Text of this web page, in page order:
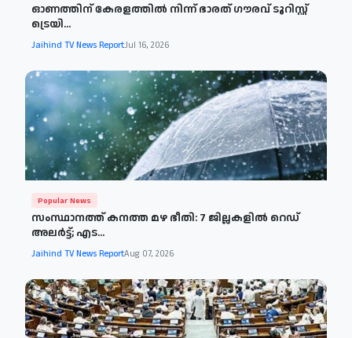
ഓണത്തിന് കേരളത്തിൽ നിന്ന് ഭാരത് ഗൗരവ് ടൂറിസ്റ്റ്
ട്രെയി...
Jaihind TV News ReportJul 16, 2026
Popular News
സംസ്ഥാനത്ത് കനത്ത മഴ ഭീതി: 7 ജില്ലകളിൽ റെഡ്
അലർട്ട്; എട...
Jaihind TV News ReportAug 07, 2026